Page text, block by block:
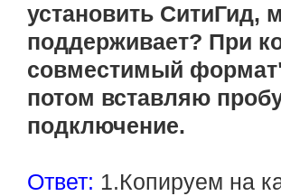
установить СитиГид,
поддерживает? При
совместимый
потом вставляю
подключение.
Ответ: 1.Копируем на